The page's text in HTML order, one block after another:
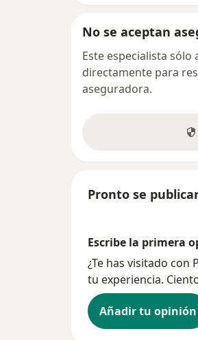
No se aceptan
Este especialista
directamente para
aseguradora.
Pronto se
Escribe la primera
¿Te has visitado con
tu experiencia.
Añadir tu opinión